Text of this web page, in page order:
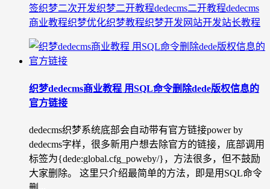
签织梦二次开发织梦二开教程dedecms二开教程dedecms
商业教程织梦优化织梦教程织梦开发 网站开发站长教程
织梦dedecms商业教程 用SQL命令删除dede版权信息的
官方链接
dedecms织梦系统底部会自动带有官方链接power by
dedecms字样，很多新用户想去除官方的链接，底部调用
标签为{dede:global.cfg_poweby/}，方法很多，但不鼓励
大家删除。 这里只介绍最简单的方法，即是用SQL命令